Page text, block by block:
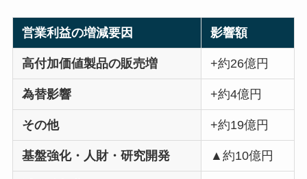
営業利益の増減要因 影響額
高付加価値製品の販売増 +約26億円
為替影響 +約4億円
その他 +約19億円
基盤強化・人財・研究開発 ▲約10億円